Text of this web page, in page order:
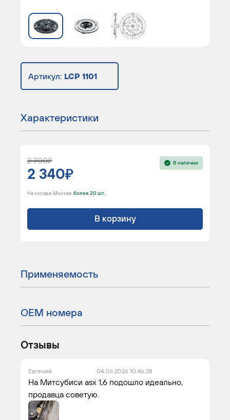
Артикул: LCP 1101
Характеристики
2 700
2 340
В наличии
На складе Москва :более 20 шт.
В корзину
Применяемость
ОЕМ номера
Отзывы
Евгений 04.06.2026 10:46:28
На Митсубиси аsх 1,6 подошло идеально,
продавца советую.